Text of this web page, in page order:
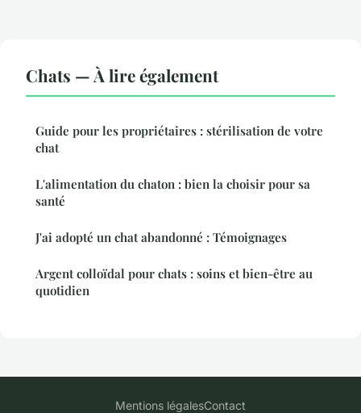
Chats — À lire également
Guide pour les propriétaires : stérilisation de votre
chat
L'alimentation du chaton : bien la choisir pour sa
santé
J'ai adopté un chat abandonné : Témoignages
Argent colloïdal pour chats : soins et bien-être au
quotidien
Mentions légalesContact